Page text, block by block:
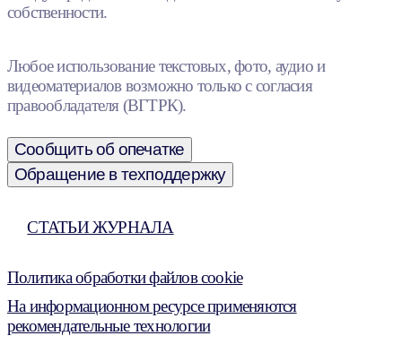
собственности.
Любое использование текстовых, фото, аудио и
видеоматериалов возможно только с согласия
правообладателя (ВГТРК).
Сообщить об опечатке
Обращение в техподдержку
СТАТЬИ ЖУРНАЛА
Политика обработки файлов cookie
На информационном ресурсе применяются
рекомендательные технологии